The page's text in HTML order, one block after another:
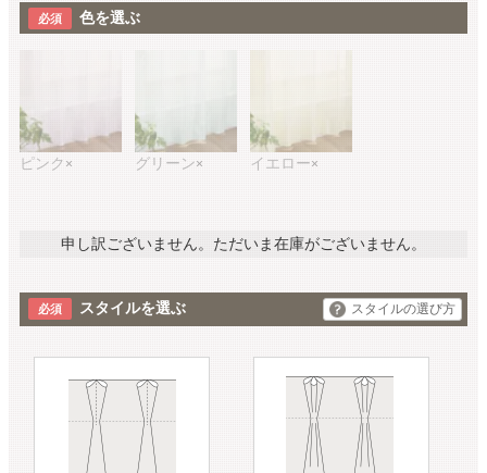
色を選ぶ
ピンク × グリーン× イエロー×
申し訳ございません。ただいま在庫がございません。
スタイルを選ぶ スタイルの選び方